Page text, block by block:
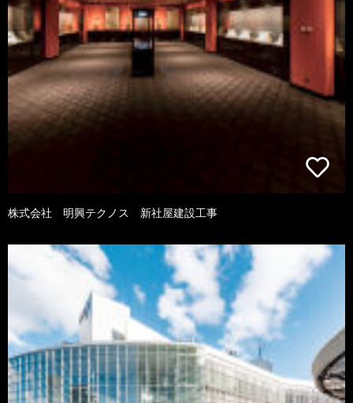
株式会社 明興テクノス 新社屋建設工事